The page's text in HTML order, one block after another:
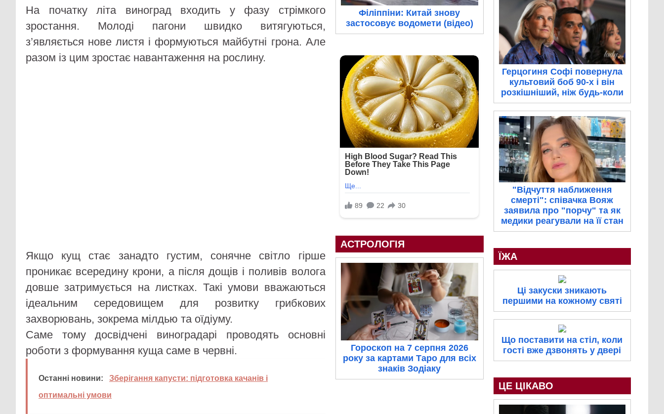
На початку літа виноград входить у фазу стрімкого
зростання. Молоді пагони швидко витягуються,
з’являється нове листя і формуються майбутні грона. Але
разом із цим зростає навантаження на рослину.
Якщо кущ стає занадто густим, сонячне світло гірше
проникає всередину крони, а після дощів і поливів волога
довше затримується на листках. Такі умови вважаються
ідеальним середовищем для розвитку грибкових
захворювань, зокрема мілдью та оїдіуму.
Саме тому досвідчені виноградарі проводять основні
роботи з формування куща саме в червні.
Останні новини:
Зберігання капусти: підготовка качанів і
оптимальні умови
Філіппіни: Китай знову
застосовує водомети (відео)
АСТРОЛОГІЯ
Гороскоп на 7 серпня 2026
року за картами Таро для всіх
знаків Зодіаку
Герцогиня Софі повернула
культовий боб 90-х і він
розкішніший, ніж будь-коли
"Відчуття наближення
смерті": співачка Вояж
заявила про "порчу" та як
медики реагували на її стан
ЇЖА
Ці закуски зникають
першими на кожному святі
Що поставити на стіл, коли
гості вже дзвонять у двері
ЦЕ ЦІКАВО